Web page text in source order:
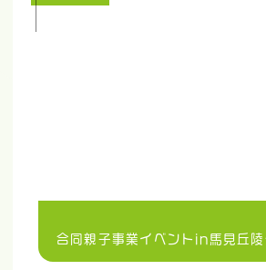
合同親子事業イベントin馬見丘陵